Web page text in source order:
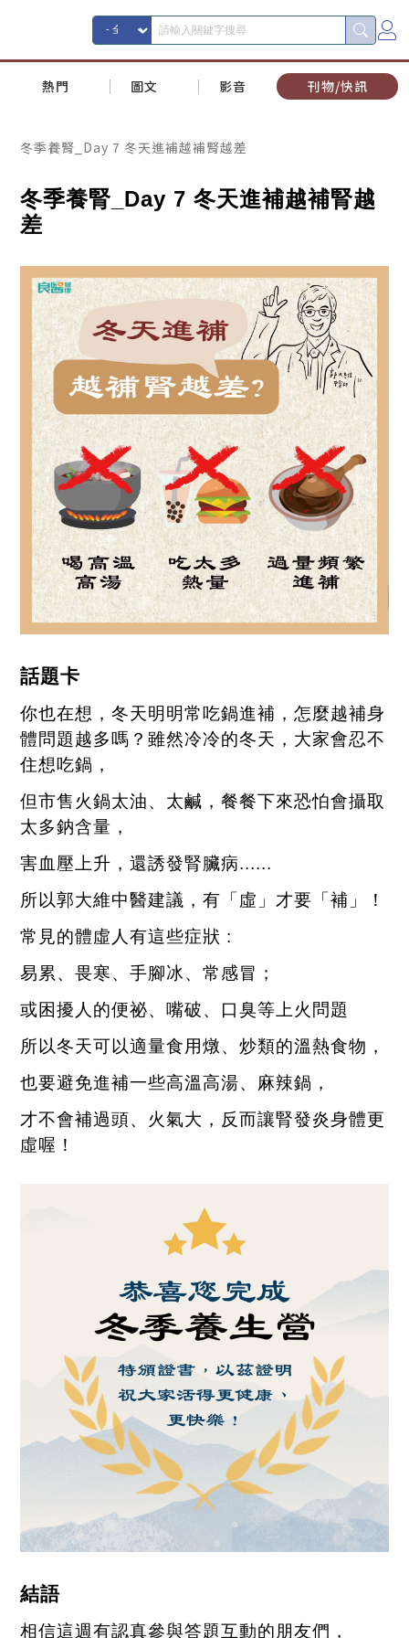
熱門 圖文 影音 刊物/快訊
冬季養腎_Day 7 冬天進補越補腎越差
冬季養腎 _Day 7冬天進補越補腎越
差
話題卡
你也在想，冬天明明常吃鍋進補，怎麼越補身
體問題越多嗎？雖然冷冷的冬天，大家會忍不
住想吃鍋，
但市售火鍋太油、太鹹，餐餐下來恐怕會攝取
太多鈉含量，
害血壓上升，還誘發腎臟病......
所以郭大維中醫建議，有「虛」才要「補」！
常見的體虛人有這些症狀 :
易累、畏寒、手腳冰、常感冒；
或困擾人的便祕、嘴破、口臭等上火問題
所以冬天可以適量食用燉、炒類的溫熱食物，
也要避免進補一些高溫高湯、麻辣鍋，
才不會補過頭、火氣大，反而讓腎發炎身體更
虛喔！
結語
相信這週有認真參與答題互動的朋友們，